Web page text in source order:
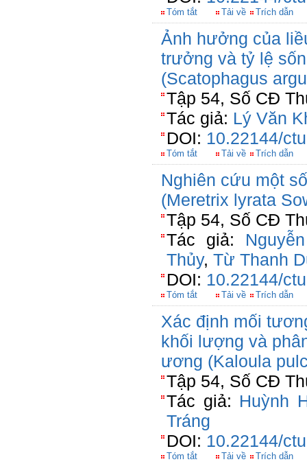
Tóm tắt Tải về Trích dẫn
Ảnh hưởng của
trưởng và tỷ lệ
(Scatophagus
Tập 54, Số CĐ
Tác giả: Lý Văn
DOI: 10.22144/
Tóm tắt Tải về Trích dẫn
Nghiên cứu một
(Meretrix lyrata
Tập 54, Số CĐ
Tác giả:
Thủy, Từ Thanh
DOI: 10.22144/
Tóm tắt Tải về Trích dẫn
Xác định mối
khối lượng và
ương (Kaloula
Tập 54, Số CĐ
Tác giả: Huỳnh
Tráng
DOI: 10.22144/
Tóm tắt Tải về Trích dẫn